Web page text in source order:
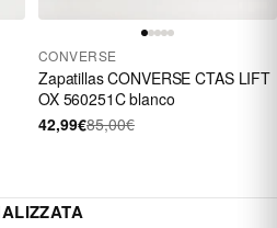
CONVERSE
Zapatillas CONVERSE CTAS LIFT
OX 560251C blanco
42,99€85,00€